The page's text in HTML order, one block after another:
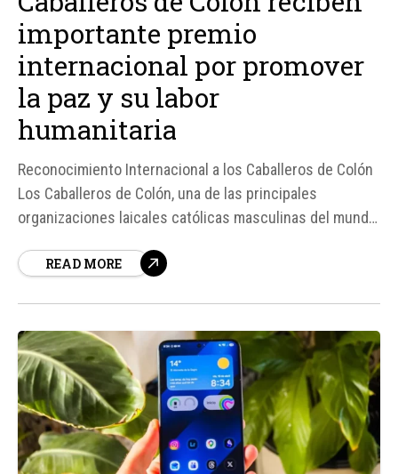
importante premio
internacional por promover
la paz y su labor
humanitaria
Reconocimiento Internacional a los Caballeros de Colón
Los Caballeros de Colón, una de las principales
organizaciones laicales católicas masculinas del mundo,
por la Path to Peace Foundation. Este premio
READ MORE